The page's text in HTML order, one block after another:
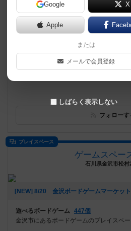
ボードゲームカフェ
愛知県名古屋市中区大
遊べるボードゲーム
1586個
フォローす
プレイスペース
ゲームスペー
石川県金沢市松村
遊べるボードゲーム 447個
金沢市にあるボードゲームのプレイスペ
Google X
Apple
または
メールで会員登録
しばらく表示しない